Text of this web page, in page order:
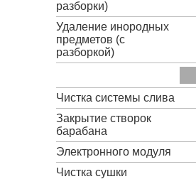
разборки)
Удаление инородных
предметов (с
разборкой)
Чистка системы слива
Закрытие створок
барабана
Электронного модуля
Чистка сушки